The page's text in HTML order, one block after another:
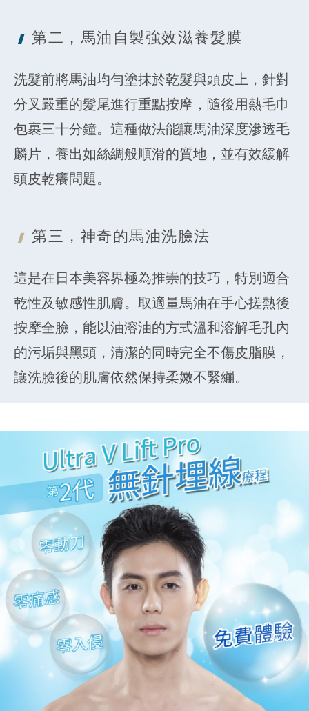
第二，馬油自製強效滋養髮膜
洗髮前將馬油均勻塗抹於乾髮與頭皮上，針對
分叉嚴重的髮尾進行重點按摩，隨後用熱毛巾
包裹三十分鐘。這種做法能讓馬油深度滲透毛
麟片，養出如絲綢般順滑的質地，並有效緩解
頭皮乾癢問題。
第三，神奇的馬油洗臉法
這是在日本美容界極為推崇的技巧，特別適合
乾性及敏感性肌膚。取適量馬油在手心搓熱後
按摩全臉，能以油溶油的方式溫和溶解毛孔內
的污垢與黑頭，清潔的同時完全不傷皮脂膜，
讓洗臉後的肌膚依然保持柔嫩不緊繃。